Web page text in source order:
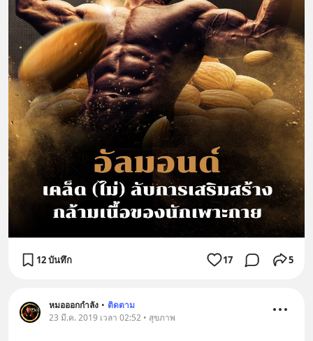
12 บันทึก 17 5
หมอออกกำลัง • ติดตาม
23 มี.ค. 2019 เวลา 02:52 • สุขภาพ